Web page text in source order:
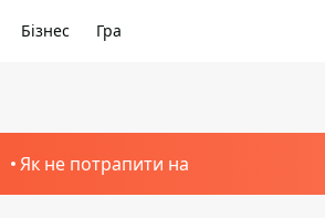
Бізнес Гра
Як не потрапити на